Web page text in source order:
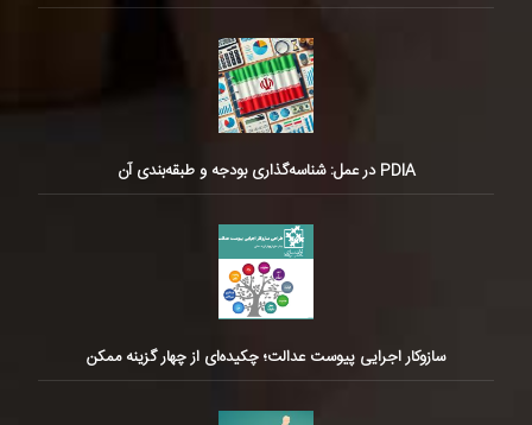
PDIA در عمل: شناسه‌گذاری بودجه و طبقه‌بندی آن
سازوکار اجرایی پیوست عدالت؛ چکیده‌ای از چهار گزینه ممکن